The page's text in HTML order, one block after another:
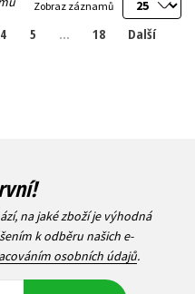
Zobraz záznamů
4 5 … 18 Další
na jaké zboží je výhodná
k odběru našich e-
osobních údajů.